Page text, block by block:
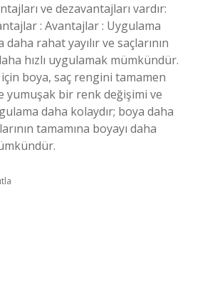
ve dezavantajları vardır:
: Avantajlar : Uygulama
rahat yayılır ve saçlarının
hızlı uygulamak mümkündür.
boya, saç rengini tamamen
yumuşak bir renk değişimi ve
daha kolaydır; boya daha
tamamına boyayı daha